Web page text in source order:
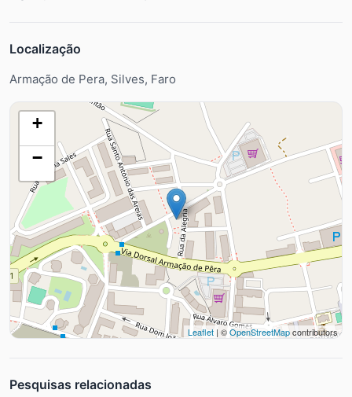
Localização
Armação de Pera, Silves, Faro
+
−
Leaflet | ©OpenStreetMapcontributors
Pesquisas relacionadas